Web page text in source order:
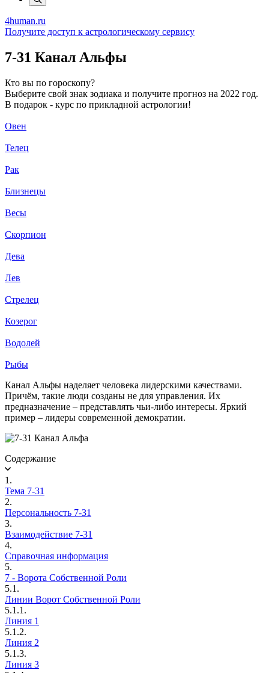
4human.ru
Получите доступ к астрологическому сервису
7-31 Канал Альфы
Кто вы по гороскопу?
Выберите свой знак зодиака и получите прогноз на 2022 год.
В подарок - курс по прикладной астрологии!
Овен
Телец
Рак
Близнецы
Весы
Скорпион
Дева
Лев
Стрелец
Козерог
Водолей
Рыбы
Канал Альфы наделяет человека лидерскими качествами.
Причём, такие люди созданы не для управления. Их
предназначение – представлять чьи-либо интересы. Яркий
пример – лидеры современной демократии.
Содержание
1.
Тема 7-31
2.
Персональность 7-31
3.
Взаимодействие 7-31
4.
Справочная информация
5.
7 - Ворота Собственной Роли
5.1.
Линии Ворот Собственной Роли
5.1.1.
Линия 1
5.1.2.
Линия 2
5.1.3.
Линия 3